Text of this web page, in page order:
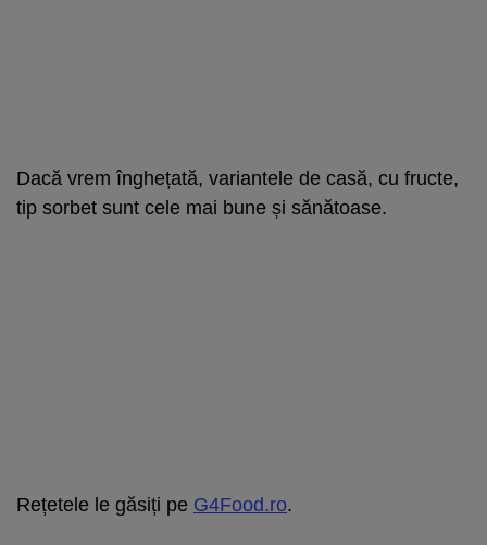
Dacă vrem înghețată, variantele de casă, cu fructe,
tip sorbet sunt cele mai bune și sănătoase.
Rețetele le găsiți pe G4Food.ro.